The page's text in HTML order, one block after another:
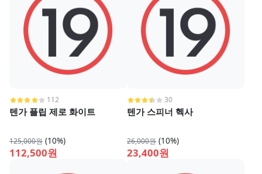
112
텐가 플립 제로 화이트
125,000원 (10%)
112,500원
30
텐가 스피너 헥사
26,000원 (10%)
23,400원